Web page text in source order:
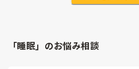
「睡眠」のお悩み相談